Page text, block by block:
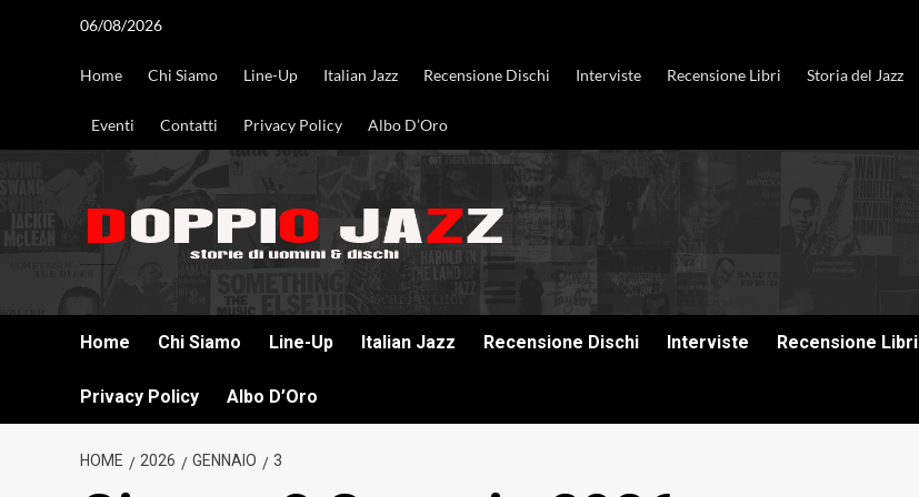
06/08/2026
Home Chi Siamo Line-Up Italian Jazz Recensione Dischi Interviste Recensione Libri Storia del Jazz
Eventi Contatti Privacy Policy Albo D’Oro
Home Chi Siamo Line-Up Italian Jazz Recensione Dischi Interviste Recensione Libri
Privacy Policy Albo D’Oro
HOME 2026 GENNAIO 3